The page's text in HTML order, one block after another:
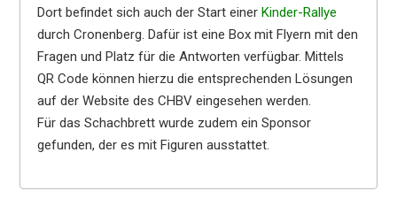
Dort befindet sich auch der Start einer Kinder-Rallye
durch Cronenberg. Dafür ist eine Box mit Flyern mit den
Fragen und Platz für die Antworten verfügbar. Mittels
QR Code können hierzu die entsprechenden Lösungen
auf der Website des CHBV eingesehen werden.
Für das Schachbrett wurde zudem ein Sponsor
gefunden, der es mit Figuren ausstattet.